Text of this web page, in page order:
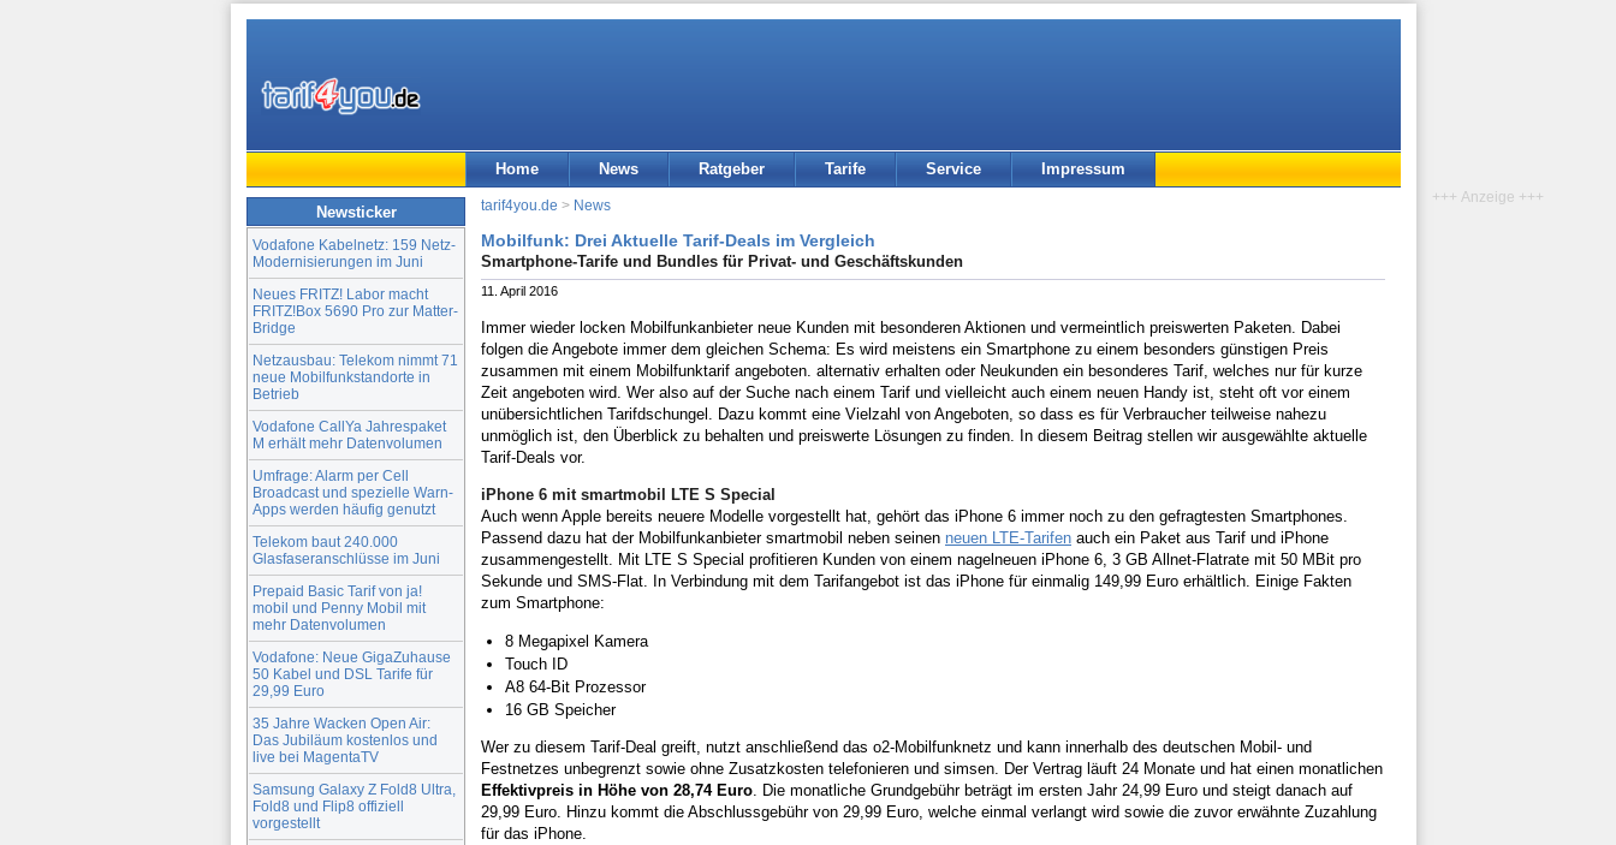
Home News Ratgeber Tarife Service Impressum
Newsticker
Vodafone Kabelnetz: 159 Netz-
Modernisierungen im Juni
Neues FRITZ! Labor macht
FRITZ!Box 5690 Pro zur Matter-
Bridge
Netzausbau: Telekom nimmt 71
neue Mobilfunkstandorte in
Betrieb
Vodafone CallYa Jahrespaket
M erhält mehr Datenvolumen
Umfrage: Alarm per Cell
Broadcast und spezielle Warn-
Apps werden häufig genutzt
Telekom baut 240.000
Glasfaseranschlüsse im Juni
Prepaid Basic Tarif von ja!
mobil und Penny Mobil mit
mehr Datenvolumen
Vodafone: Neue GigaZuhause
50 Kabel und DSL Tarife für
29,99 Euro
35 Jahre Wacken Open Air:
Das Jubiläum kostenlos und
live bei MagentaTV
Samsung Galaxy Z Fold8 Ultra,
Fold8 und Flip8 offiziell
vorgestellt
tarif4you.de > News
Mobilfunk: Drei Aktuelle Tarif-Deals im Vergleich
Smartphone-Tarife und Bundles für Privat- und Geschäftskunden
11. April 2016
Immer wieder locken Mobilfunkanbieter neue Kunden mit besonderen Aktionen und vermeintlich preiswerten Paketen. Dabei
folgen die Angebote immer dem gleichen Schema: Es wird meistens ein Smartphone zu einem besonders günstigen Preis
zusammen mit einem Mobilfunktarif angeboten. alternativ erhalten oder Neukunden ein besonderes Tarif, welches nur für kurze
Zeit angeboten wird. Wer also auf der Suche nach einem Tarif und vielleicht auch einem neuen Handy ist, steht oft vor einem
unübersichtlichen Tarifdschungel. Dazu kommt eine Vielzahl von Angeboten, so dass es für Verbraucher teilweise nahezu
unmöglich ist, den Überblick zu behalten und preiswerte Lösungen zu finden. In diesem Beitrag stellen wir ausgewählte aktuelle
Tarif-Deals vor.
iPhone 6 mit smartmobil LTE S Special
Auch wenn Apple bereits neuere Modelle vorgestellt hat, gehört das iPhone 6 immer noch zu den gefragtesten Smartphones.
Passend dazu hat der Mobilfunkanbieter smartmobil neben seinen neuen LTE-Tarifen auch ein Paket aus Tarif und iPhone
zusammengestellt. Mit LTE S Special profitieren Kunden von einem nagelneuen iPhone 6, 3 GB Allnet-Flatrate mit 50 MBit pro
Sekunde und SMS-Flat. In Verbindung mit dem Tarifangebot ist das iPhone für einmalig 149,99 Euro erhältlich. Einige Fakten
zum Smartphone:
8 Megapixel Kamera
Touch ID
A8 64-Bit Prozessor
16 GB Speicher
Wer zu diesem Tarif-Deal greift, nutzt anschließend das o2-Mobilfunknetz und kann innerhalb des deutschen Mobil- und
Festnetzes unbegrenzt sowie ohne Zusatzkosten telefonieren und simsen. Der Vertrag läuft 24 Monate und hat einen monatlichen
Effektivpreis in Höhe von 28,74 Euro. Die monatliche Grundgebühr beträgt im ersten Jahr 24,99 Euro und steigt danach auf
29,99 Euro. Hinzu kommt die Abschlussgebühr von 29,99 Euro, welche einmal verlangt wird sowie die zuvor erwähnte Zuzahlung
für das iPhone.
+++ Anzeige +++